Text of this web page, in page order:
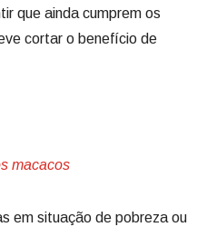
que ainda cumprem os
cortar o benefício de
macacos
em situação de pobreza ou